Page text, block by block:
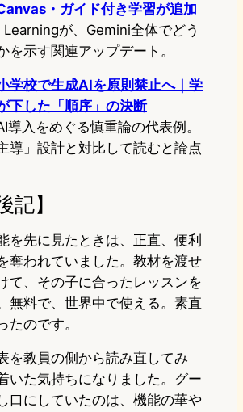
・ガイド付き学習が追加
が、Gemini全体でどう
を示す関連アップデート。
学校で生成AIを原則禁止へ｜学
下した「順序」の決断
導入をめぐる慎重論の代表例。
導」設計と対比して読むと論点
記】
を先に見たときは、正直、便利
奪われていました。教材を渡せ
て、その子に合ったレッスンを
無料で、世界中で使える。素直
たのです。
を教員の側から読み直してみ
いた気持ちになりました。グー
口にしていたのは、機能の華や